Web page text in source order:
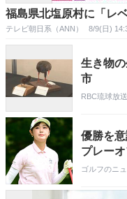
福島県北塩原村に「レ
テレビ朝日系（ANN） 8/9(日)
生き物
市
RBC琉球放送
優勝を
プレー
ゴルフのニ